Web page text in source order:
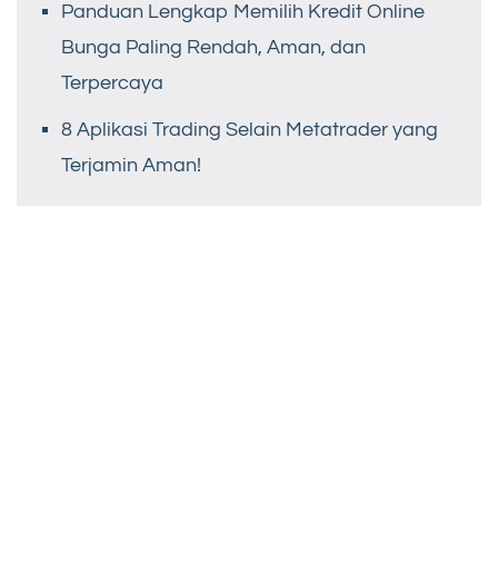
Panduan Lengkap Memilih Kredit Online
Bunga Paling Rendah, Aman, dan
Terpercaya
8 Aplikasi Trading Selain Metatrader yang
Terjamin Aman!